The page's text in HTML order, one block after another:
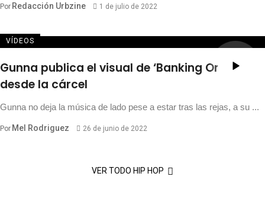
Por Redacción Urbzine 1 de julio de 2022
VÍDEOS
Gunna publica el visual de ‘Banking On Me’
desde la cárcel
Gunna no deja la música de lado pese a estar tras las rejas, a su ...
Por Mel Rodriguez 26 de junio de 2022
VER TODO HIP HOP